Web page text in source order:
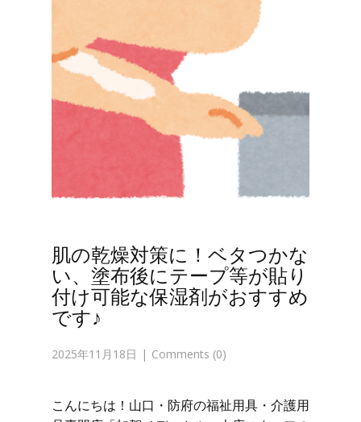
肌の乾燥対策に！ベタつかな
い、塗布後にテープ等が貼り
付け可能な保湿剤がおすすめ
です♪
2025年11月18日 Comments (0)
こんにちは！山口・防府の福祉用具・介護用